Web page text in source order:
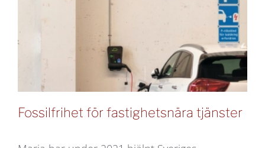
Fossilfrihet för fastighetsnära tjänster